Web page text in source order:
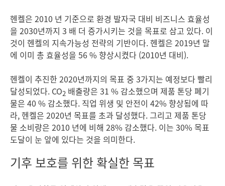
헨켈은 2010 년 기준으로 환경 발자국 대비 비즈니스 효율성
을 2030년까지 3 배 더 증가시키는 것을 목표로 삼고 있다. 이
것이 헨켈의 지속가능성 전략의 기반이다. 헨켈은 2019년 말
에 이미 총 효율성을 56 % 향상시켰다 (2010년 대비).
헨켈이 추진한 2020년까지의 목표 중 3가지는 예정보다 빨리
달성되었다. CO2 배출량은 31 % 감소했으며 제품 톤당 폐기
물은 40 % 감소했다. 직업 위생 및 안전이 42% 향상됨에 따
라, 헨켈은 2020년 목표를 초과 달성했다. 그리고 제품 톤당
물 소비량은 2010 년에 비해 28% 감소했다. 이는 30% 목표
도달이 눈 앞에 있다는 것을 의미한다.
기후 보호를 위한 확실한 목표